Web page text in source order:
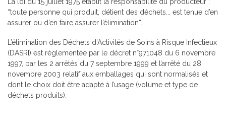
La loi du 15 juillet 1975 établit la responsabilité du producteur :
“toute personne qui produit, détient des déchets... est tenue d’en
assurer ou d’en faire assurer l’élimination“.
L’élimination des Déchets d’Activités de Soins à Risque Infectieux
(DASRI) est réglementée par le décret n°971048 du 6 novembre
1997, par les 2 arrêtés du 7 septembre 1999 et l’arrêté du 28
novembre 2003 relatif aux emballages qui sont normalisés et
dont le choix doit être adapté à l’usage (volume et type de
déchets produits).